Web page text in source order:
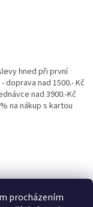
procházením
hned při první
doprava nad 1500.- Kč
nad 3900.-Kč
na nákup s kartou